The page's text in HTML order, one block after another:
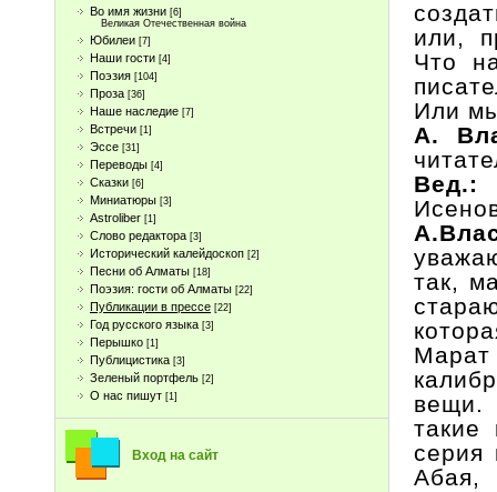
Во имя жизни [6]
Великая Отечественная война
Юбилеи [7]
Наши гости [4]
Поэзия [104]
Проза [36]
Наше наследие [7]
Встречи [1]
Эссе [31]
Переводы [4]
Сказки [6]
Миниатюры [3]
Astroliber [1]
Слово редактора [3]
Исторический калейдоскоп [2]
Песни об Алматы [18]
Поэзия: гости об Алматы [22]
Публикации в прессе [22]
Год русского языка [3]
Перышко [1]
Публицистика [3]
Зеленый портфель [2]
О нас пишут [1]
Вход на сайт
или,
Что
Или
А.
Вед.:
так,
Марат
вещи.
такие
серия
Абая,